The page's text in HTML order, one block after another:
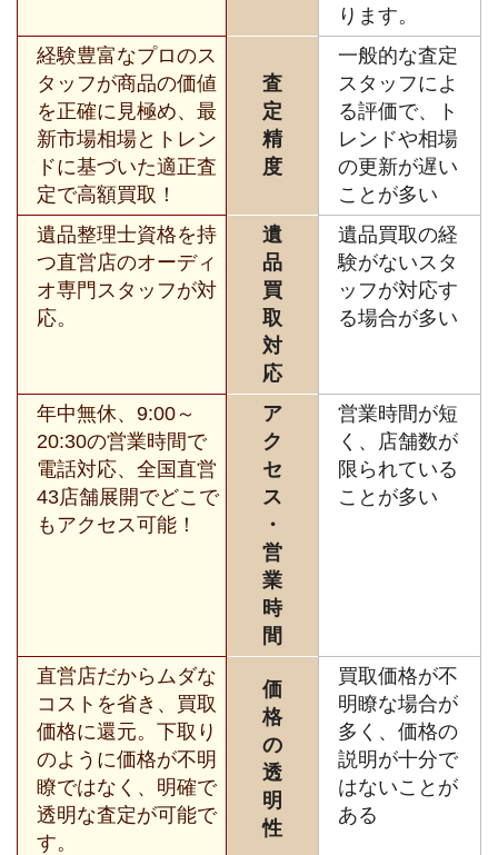
ります。
経験豊富なプロのス
タッフが商品の価値
を正確に見極め、最
新市場相場とトレン
ドに基づいた適正査
定で高額買取！
査
定
精
度
一般的な査定
スタッフによ
る評価で、ト
レンドや相場
の更新が遅い
ことが多い
遺品整理士資格を持
つ直営店のオーディ
オ専門スタッフが対
応。
遺
品
買
取
対
応
遺品買取の経
験がないスタ
ッフが対応す
る場合が多い
年中無休、9:00～
20:30の営業時間で
電話対応、全国直営
43店舗展開でどこで
もアクセス可能！
ア
ク
セ
ス
・
営
業
時
間
営業時間が短
く、店舗数が
限られている
ことが多い
直営店だからムダな
コストを省き、買取
価格に還元。下取り
のように価格が不明
瞭ではなく、明確で
透明な査定が可能で
す。
価
格
の
透
明
性
買取価格が不
明瞭な場合が
多く、価格の
説明が十分で
はないことが
ある